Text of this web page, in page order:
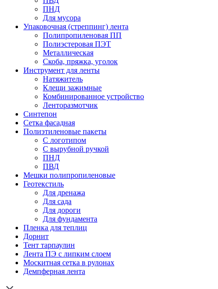
ПНД
Для мусора
Упаковочная (стреппинг) лента
Полипропиленовая ПП
Полиэстеровая ПЭТ
Металлическая
Скоба, пряжка, уголок
Инструмент для ленты
Натяжитель
Клещи зажимные
Комбинированное устройство
Ленторазмотчик
Синтепон
Сетка фасадная
Полиэтиленовые пакеты
С логотипом
С вырубной ручкой
ПНД
ПВД
Мешки полипропиленовые
Геотекстиль
Для дренажа
Для сада
Для дороги
Для фундамента
Пленка для теплиц
Дорнит
Тент тарпаулин
Лента ПЭ с липким слоем
Москитная сетка в рулонах
Демпферная лента